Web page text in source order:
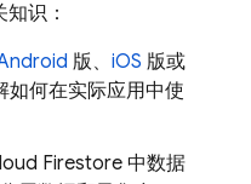
识：
版、 iOS 版或
何在实际应用中使
Firestore 中数据